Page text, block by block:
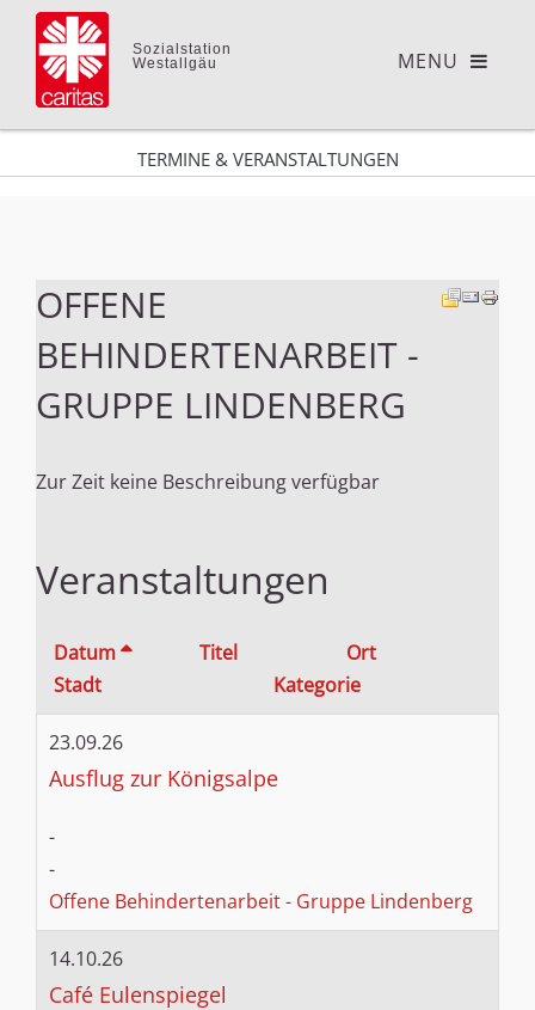
Sozialstation
Westallgäu
TERMINE & VERANSTALTUNGEN
OFFENE
BEHINDERTENARBEIT -
GRUPPE LINDENBERG
Zur Zeit keine Beschreibung verfügbar
Veranstaltungen
Datum Titel
Ort
Stadt
Kategorie
23.09.26
Ausflug zur Königsalpe
-
-
Offene Behindertenarbeit - Gruppe Lindenberg
14.10.26
Café Eulenspiegel